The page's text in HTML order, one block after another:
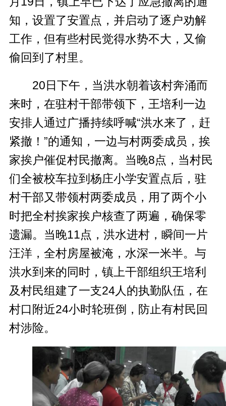
知，设置了安置点，并启动了逐户劝解
工作，但有些村民觉得水势不大，又偷
偷回到了村里。
20日下午，当洪水朝着该村奔涌而
来时，在驻村干部带领下，王培利一边
安排人通过广播持续呼喊“洪水来了，赶
紧撤！”的通知，一边与村两委成员，挨
家挨户催促村民撤离。当晚8点，当村民
们全被校车拉到杨庄小学安置点后，驻
村干部又带领村两委成员，用了两个小
时把全村挨家挨户核查了两遍，确保零
遗漏。当晚11点，洪水进村，瞬间一片
汪洋，全村房屋被淹，水深一米半。与
洪水到来的同时，镇上干部组织王培利
及村民组建了一支24人的执勤队伍，在
村口附近24小时轮班倒，防止有村民回
村涉险。